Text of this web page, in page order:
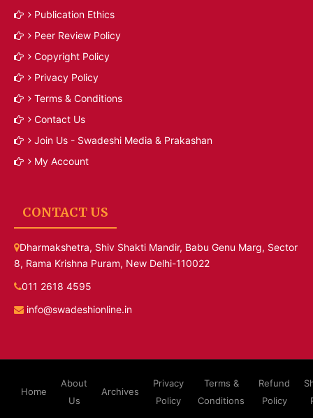
Publication Ethics
Peer Review Policy
Copyright Policy
Privacy Policy
Terms & Conditions
Contact Us
Join Us - Swadeshi Media & Prakashan
My Account
CONTACT US
Dharmakshetra, Shiv Shakti Mandir, Babu Genu Marg, Sector
8, Rama Krishna Puram, New Delhi-110022
011 2618 4595
info@swadeshionline.in
Home
About
Us
Archives
Privacy
Policy
Terms &
Conditions
Refund
Policy